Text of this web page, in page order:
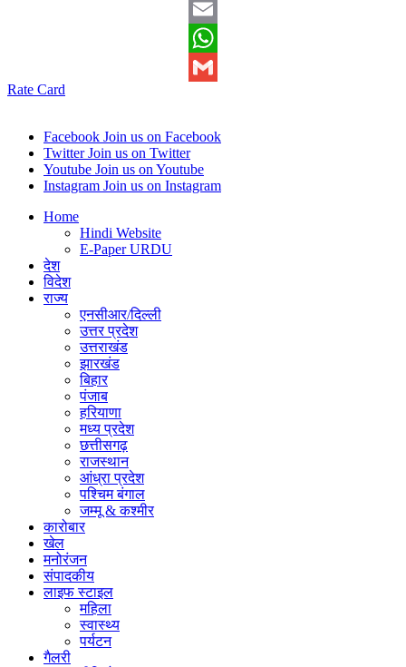
Twitter
Email
WhatsApp
Rate Card
Facebook Join us on Facebook
Twitter Join us on Twitter
Youtube Join us on Youtube
Instagram Join us on Instagram
Home
Hindi Website
E-Paper URDU
देश
विदेश
राज्य
एनसीआर/दिल्ली
उत्तर प्रदेश
उत्तराखंड
झारखंड
बिहार
पंजाब
हरियाणा
मध्य प्रदेश
छत्तीसगढ़
राजस्थान
आंध्रा प्रदेश
पश्चिम बंगाल
जम्मू & कश्मीर
कारोबार
खेल
मनोरंजन
संपादकीय
लाइफ स्टाइल
महिला
स्वास्थ्य
पर्यटन
गैलरी